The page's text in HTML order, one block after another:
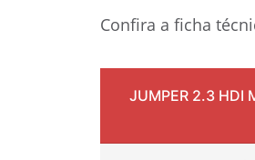
Confira a ficha
JUMPER 2.3 HDI